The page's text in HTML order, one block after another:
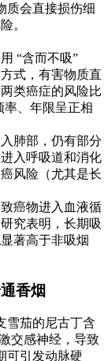
质会直接损伤细
。
“含而不吸”
式，有害物质直
类癌症的风险比
率、年限呈正相
肺部，仍有部分
入呼吸道和消化
风险（尤其是长
癌物进入血液循
究表明，长期吸
著高于非吸烟
香烟
雪茄的尼古丁含
交感神经，导致
可引发动脉硬